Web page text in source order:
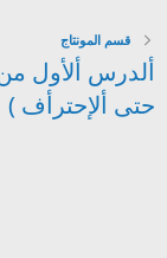
قسم المونتاج
حتى ألإحترأف )